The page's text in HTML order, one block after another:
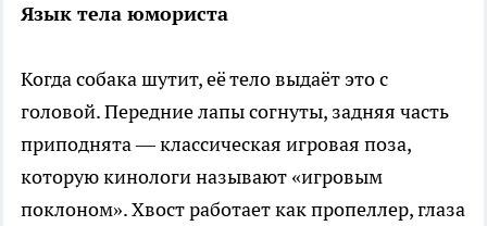
Язык тела юмориста
Когда собака шутит, её тело выдаёт это с
головой. Передние лапы согнуты, задняя часть
приподнята — классическая игровая поза,
которую кинологи называют «игровым
поклоном». Хвост работает как пропеллер, глаза